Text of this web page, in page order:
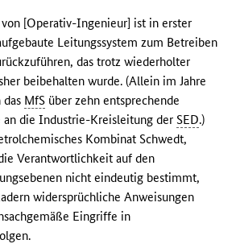
[Operativ-Ingenieur] ist in erster
Leitungssystem zum Betreiben
das trotz wiederholter
beibehalten wurde. (Allein im Jahre
MfS über zehn entsprechende
an die Industrie-Kreisleitung derSED.)
Kombinat Schwedt,
Verantwortlichkeit auf den
nicht eindeutig bestimmt,
widersprüchliche Anweisungen
Eingriffe in